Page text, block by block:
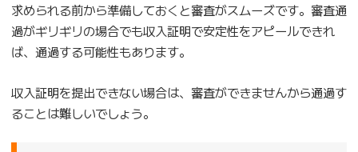
求められる前から準備しておくと審査がスムーズです。審査通
過がギリギリの場合でも収入証明で安定性をアピールできれ
ば、通過する可能性もあります。
収入証明を提出できない場合は、審査ができませんから通過す
ることは難しいでしょう。